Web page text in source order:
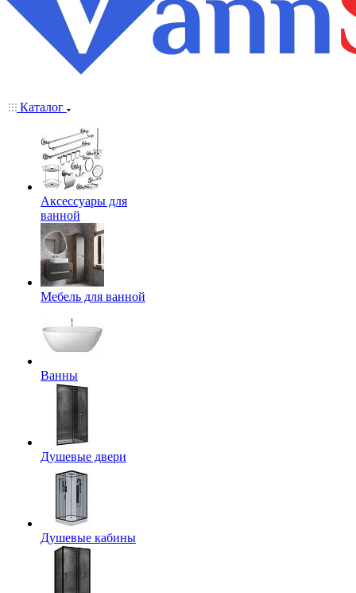
Каталог
Аксессуары для
ванной
Мебель для ванной
Ванны
Душевые двери
Душевые кабины